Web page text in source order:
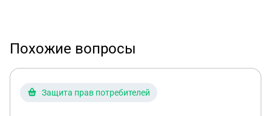
Похожие вопросы
Защита прав потребителей